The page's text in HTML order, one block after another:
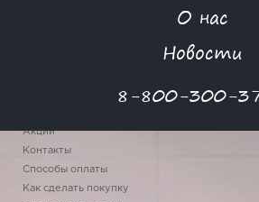
О нас
Новости
8-800-300-
Акции
Контакты
Способы оплаты
Как сделать покупку